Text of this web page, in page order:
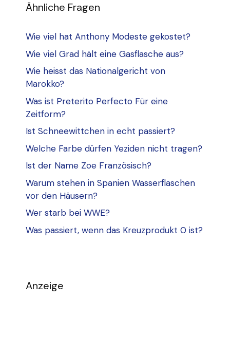
Ähnliche Fragen
Wie viel hat Anthony Modeste gekostet?
Wie viel Grad hält eine Gasflasche aus?
Wie heisst das Nationalgericht von
Marokko?
Was ist Preterito Perfecto Für eine
Zeitform?
Ist Schneewittchen in echt passiert?
Welche Farbe dürfen Yeziden nicht tragen?
Ist der Name Zoe Französisch?
Warum stehen in Spanien Wasserflaschen
vor den Häusern?
Wer starb bei WWE?
Was passiert, wenn das Kreuzprodukt 0 ist?
Anzeige